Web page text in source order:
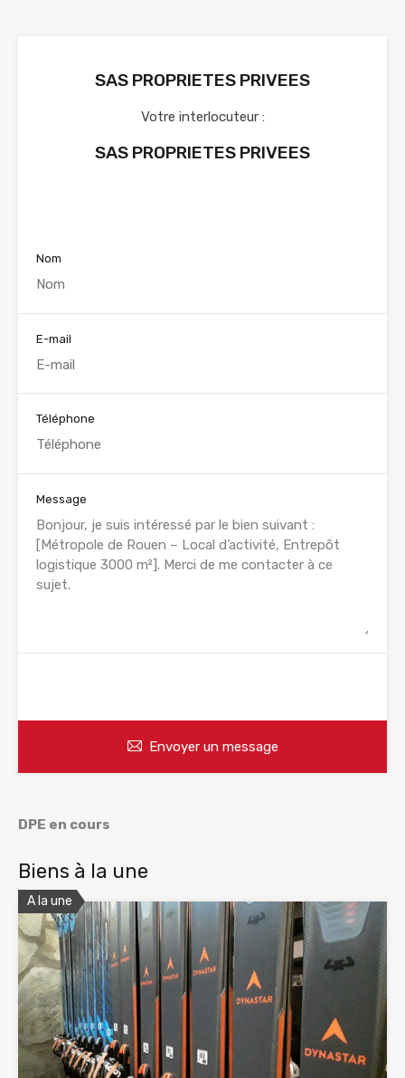
SAS PROPRIETES PRIVEES
Votre interlocuteur :
SAS PROPRIETES PRIVEES
Nom
E-mail
Téléphone
Message
Envoyer un message
DPE en cours
Biens à la une
A la une